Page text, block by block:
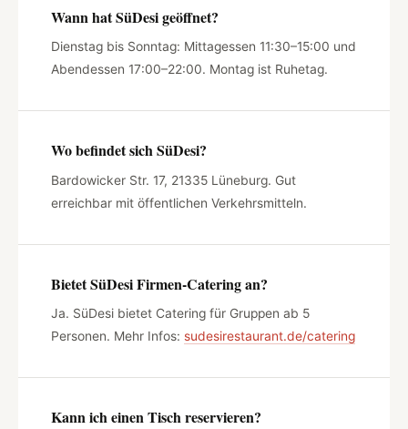
Wann hat SüDesi geöffnet?
Dienstag bis Sonntag: Mittagessen 11:30–15:00 und
Abendessen 17:00–22:00. Montag ist Ruhetag.
Wo befindet sich SüDesi?
Bardowicker Str. 17, 21335 Lüneburg. Gut
erreichbar mit öffentlichen Verkehrsmitteln.
Bietet SüDesi Firmen-Catering an?
Ja. SüDesi bietet Catering für Gruppen ab 5
Personen. Mehr Infos: sudesirestaurant.de/catering
Kann ich einen Tisch reservieren?